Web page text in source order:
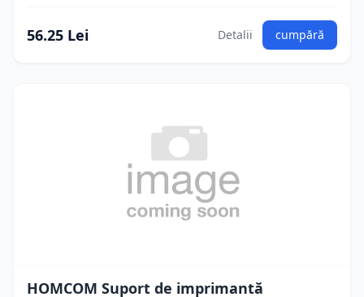
56.25 Lei Detalii cumpără
HOMCOM Suport de imprimantă